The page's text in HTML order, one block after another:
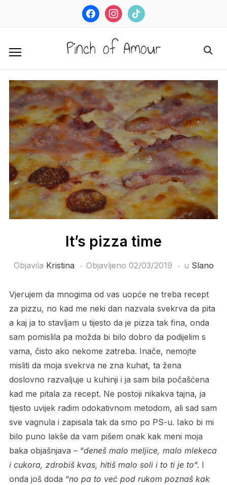
facebookinstagramtiktok
Pinch of Amour
It’s pizza time
Objavila Kristina Objavljeno 02/03/2019 u Slano
Vjerujem da mnogima od vas uopće ne treba recept
za pizzu, no kad me neki dan nazvala svekrva da pita
a kaj ja to stavljam u tijesto da je pizza tak fina, onda
sam pomislila pa možda bi bilo dobro da podijelim s
vama, čisto ako nekome zatreba. Inače, nemojte
misliti da moja svekrva ne zna kuhat, ta žena
doslovno razvaljuje u kuhinji i ja sam bila počašćena
kad me pitala za recept. Ne postoji nikakva tajna, ja
tijesto uvijek radim odokativnom metodom, ali sad sam
sve vagnula i zapisala tak da smo po PS-u. Iako bi mi
bilo puno lakše da vam pišem onak kak meni moja
baka objašnjava – “deneš malo meljice, malo mlekeca
i cukora, zdrobiš kvas, hitiš malo soli i to ti je to“. I
onda još doda “no pa to već pod rukom poznaš kak